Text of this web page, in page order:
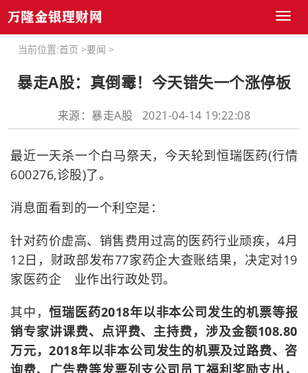
Toggle
当前位置:首页 >要闻 >
暴走A股：真倒霉！今天错失一个涨停板
来源：暴走A股 2021-04-14 19:22:08
最近一天杀一个白马祭天，今天轮到恒瑞医药(行情
600276,诊股)了。
消息面看到的一个利空是：
针对药价虚高、销售费用过高的医药行业顽疾，4月
12日，财政部发布77家药企大查账结果，决定对19
家医药企 业作出行政处罚。
其中，恒瑞医药2018年以非本公司发生的机票等报
销专家讲课费、点评费、主持费，涉及金额108.80
万元，2018年以非本公司发生的机票及过路费、咨
询费、广告费等发票列支公司员工福利奖励支出，